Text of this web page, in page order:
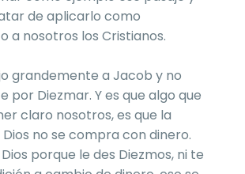
de aplicarlo como
a nosotros los Cristianos.
grandemente a Jacob y no
por Diezmar. Y es que algo que
claro nosotros, es que la
no se compra con dinero.
porque le des Diezmos, ni te